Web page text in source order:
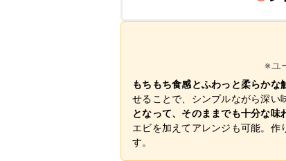
※ユ
もちもち食感とふわっと柔らかな
せることで、シンプルながら深い
となって、そのままでも十分な味
エビを加えてアレンジも可能。作
す。